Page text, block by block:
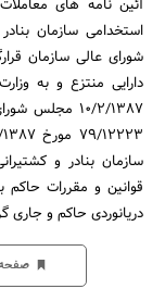
دارایی منتزع و به
10/2/1387
سازمان بنادر و
قوانین و مقررات حاکم
دریانوردی حاکم و جاری